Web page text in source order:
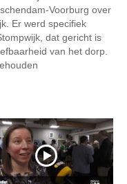
Voorburg over
Er werd specifiek
dat gericht is
van het dorp.